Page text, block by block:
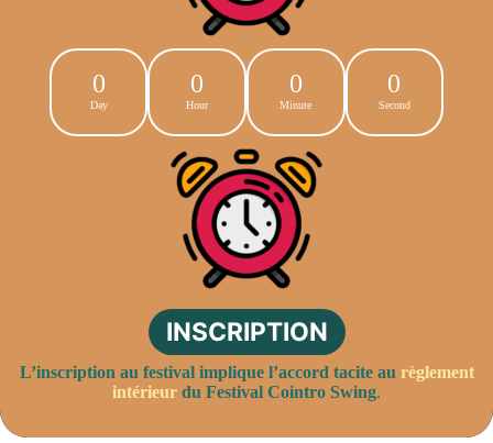
0
Day
0
Hour
0
Minute
0
Second
INSCRIPTION
L’inscription au festival implique l’accord tacite au règlement
intérieur du Festival Cointro Swing.